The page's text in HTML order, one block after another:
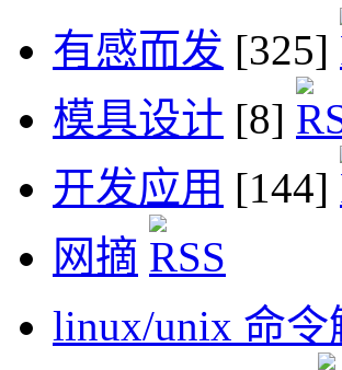
有感而发 [325]
模具设计 [8]
开发应用 [144]
网摘
linux/unix 命令